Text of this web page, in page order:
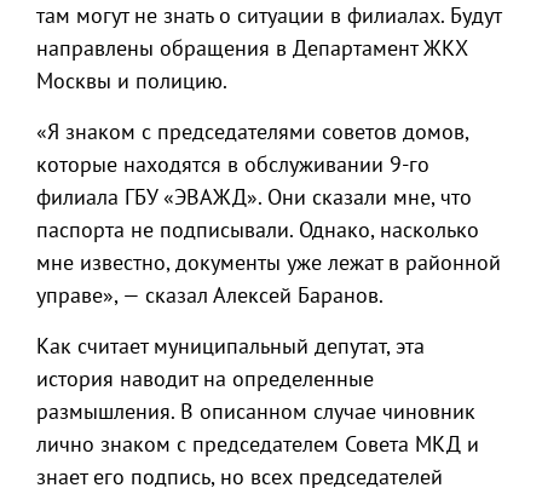
там могут не знать о ситуации в филиалах. Будут
направлены обращения в Департамент ЖКХ
Москвы и полицию.
«Я знаком с председателями советов домов,
которые находятся в обслуживании 9-го
филиала ГБУ «ЭВАЖД». Они сказали мне, что
паспорта не подписывали. Однако, насколько
мне известно, документы уже лежат в районной
управе», — сказал Алексей Баранов.
Как считает муниципальный депутат, эта
история наводит на определенные
размышления. В описанном случае чиновник
лично знаком с председателем Совета МКД и
знает его подпись, но всех председателей